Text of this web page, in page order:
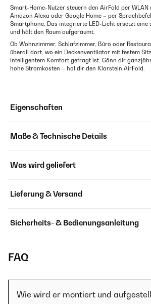
Smart-Home-Nutzer steuern den AirFold per
Amazon Alexa oder Google Home – per
Smartphone. Das integrierte LED-Licht ersetzt eine
und hält den Raum aufgeräumt.
Ob Wohnzimmer, Schlafzimmer, Büro oder
überall dort, wo ein Deckenventilator mit festem
intelligentem Komfort gefragt ist. Gönn dir
hohe Stromkosten – hol dir den Klarstein AirFold.
Eigenschaften
Maße & Technische Details
Was wird geliefert
Lieferung & Versand
Sicherheits- & Bedienungsanleitung
FAQ
Wie wird er montiert und